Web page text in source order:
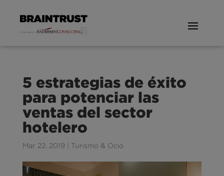
5 estrategias de éxito
para potenciar las
ventas del sector
hotelero
Mar 22, 2019 Turismo & Ocio